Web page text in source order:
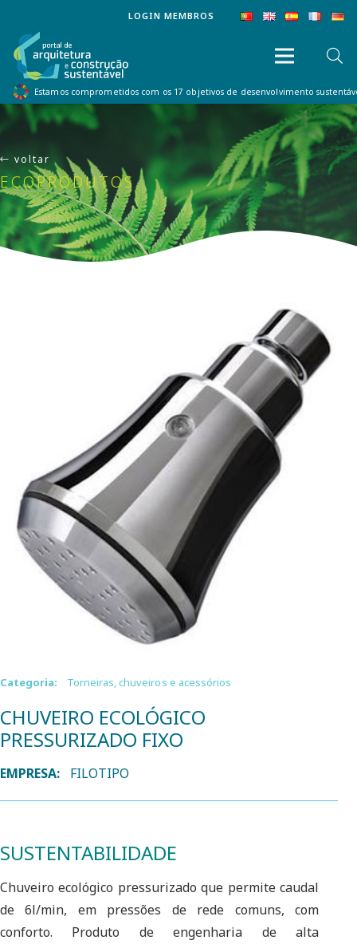
LOGIN MEMBROS
Estamos comprometidos com os 17 objetivos de desenvolvimento
voltar
ECOPRODUTOS
Categoria: Torneiras, chuveiros e acessórios
CHUVEIRO ECOLÓGICO
PRESSURIZADO FIXO
EMPRESA: FILOTIPO
SUSTENTABILIDADE
Chuveiro ecológico pressurizado que permite caudal
de 6l/min, em pressões de rede comuns, com
conforto. Produto de engenharia de alta